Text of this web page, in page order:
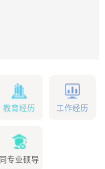
教育经历 工作经历
同专业硕导